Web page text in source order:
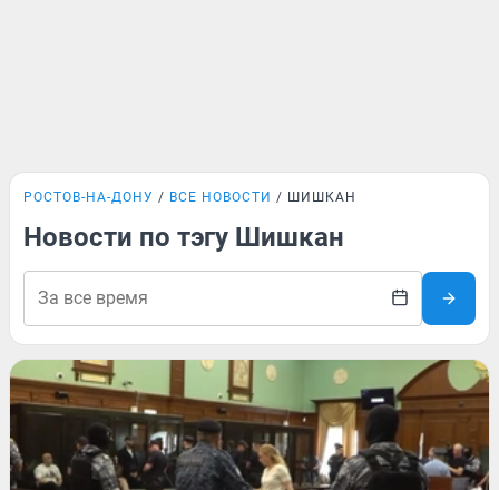
РОСТОВ-НА-ДОНУ ВСЕ НОВОСТИ ШИШКАН
Новости по тэгу Шишкан